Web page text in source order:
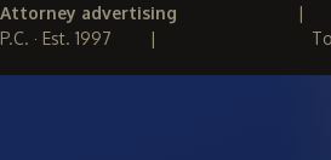
Attorney advertising
P.C. · Est. 1997 |